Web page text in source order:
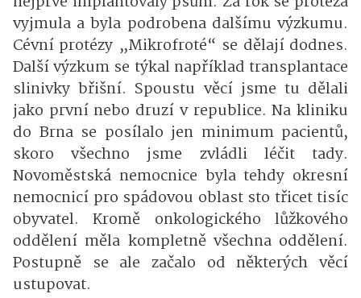
vyjmula a byla podrobena dalšímu výzkumu.
Cévní protézy „Mikrofroté“ se dělají dodnes.
Další výzkum se týkal například transplantace
slinivky břišní. Spoustu věcí jsme tu dělali
jako první nebo druzí v republice. Na kliniku
do Brna se posílalo jen minimum pacientů,
skoro všechno jsme zvládli léčit tady.
Novoměstská nemocnice byla tehdy okresní
nemocnicí pro spádovou oblast sto třicet tisíc
obyvatel. Kromě onkologického lůžkového
oddělení měla kompletně všechna oddělení.
Postupně se ale začalo od některých věcí
ustupovat.